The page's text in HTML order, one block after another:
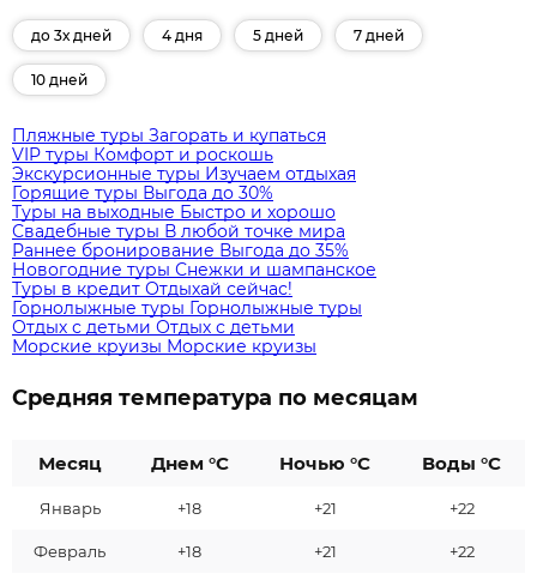
до 3х дней 4 дня 5 дней 7 дней
10 дней
Пляжные туры Загорать и купаться
VIP туры Комфорт и роскошь
Экскурсионные туры Изучаем отдыхая
Горящие туры Выгода до 30%
Туры на выходные Быстро и хорошо
Свадебные туры В любой точке мира
Раннее бронирование Выгода до 35%
Новогодние туры Снежки и шампанское
Туры в кредит Отдыхай сейчас!
Горнолыжные туры Горнолыжные туры
Отдых с детьми Отдых с детьми
Морские круизы Морские круизы
Средняя температура по месяцам
Месяц Днем °C Ночью °C Воды °C
Январь +18 +21 +22
Февраль +18 +21 +22